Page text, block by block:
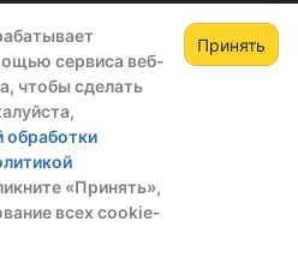
сервиса веб-
чтобы сделать
обработки
«Принять»,
всех cookie-
Принять